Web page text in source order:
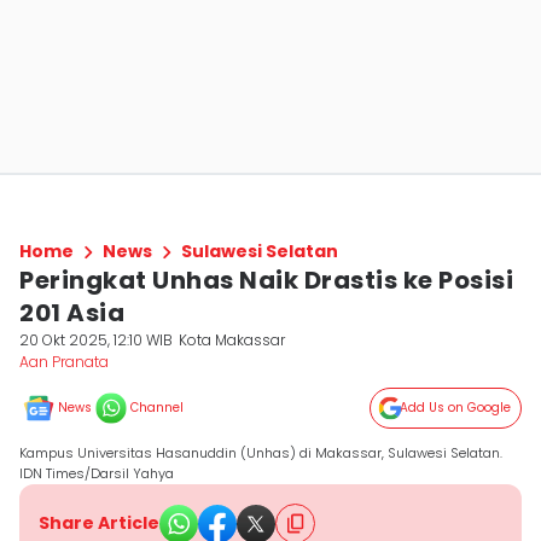
Home News Sulawesi Selatan
Peringkat Unhas Naik Drastis ke Posisi
201 Asia
20 Okt 2025, 12:10 WIB Kota Makassar
Aan Pranata
News Channel Add Us on Google
Kampus Universitas Hasanuddin (Unhas) di Makassar, Sulawesi Selatan.
IDN Times/Darsil Yahya
Share Article